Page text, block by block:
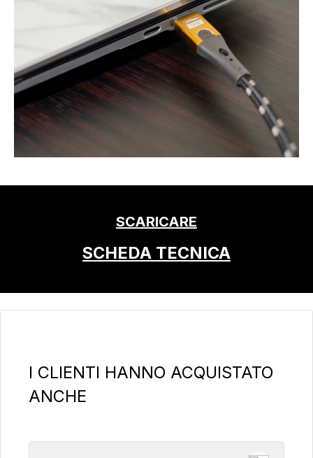
SCARICARE
SCHEDA TECNICA
Salta la galleria dei prodotti
I CLIENTI HANNO ACQUISTATO
ANCHE